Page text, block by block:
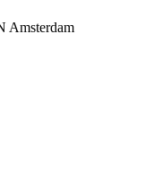
Amsterdam